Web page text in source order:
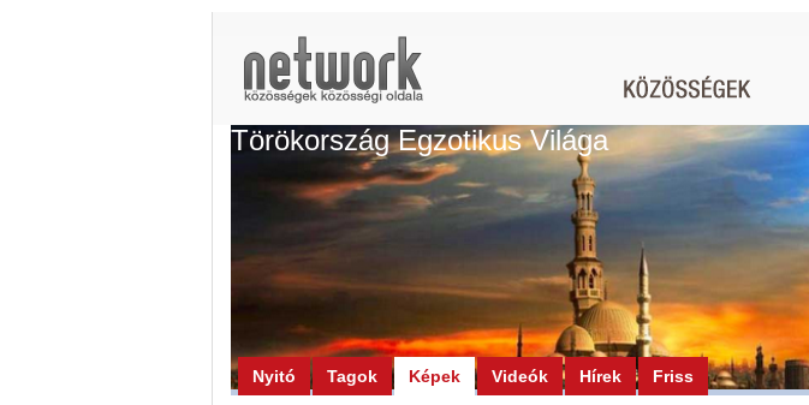
Törökország Egzotikus Világa
Nyitó Tagok Képek Videók Hírek Friss